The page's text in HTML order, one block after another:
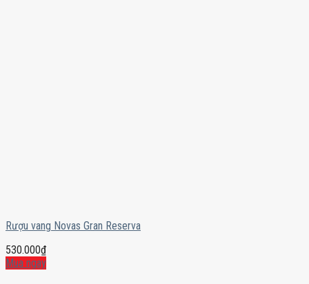
Rượu vang Novas Gran Reserva
530.000₫
Mua ngay